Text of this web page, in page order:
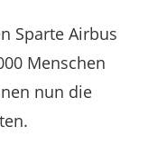
Sparte Airbus
Menschen
nun die